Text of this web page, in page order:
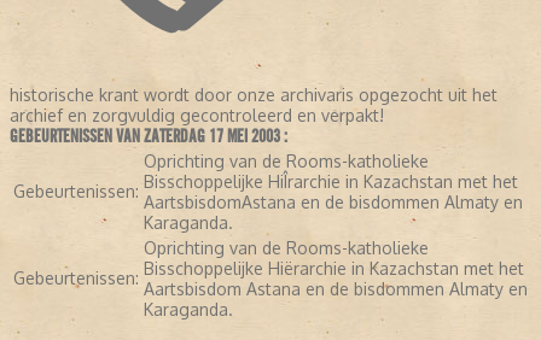
historische krant wordt door onze archivaris opgezocht uit het
archief en zorgvuldig gecontroleerd en verpakt!
GEBEURTENISSEN VAN ZATERDAG 17 MEI 2003 :
Gebeurtenissen:
Oprichting van de Rooms-katholieke
Bisschoppelijke HiÎrarchie in Kazachstan met het
AartsbisdomAstana en de bisdommen Almaty en
Karaganda.
Gebeurtenissen:
Oprichting van de Rooms-katholieke
Bisschoppelijke Hiërarchie in Kazachstan met het
Aartsbisdom Astana en de bisdommen Almaty en
Karaganda.